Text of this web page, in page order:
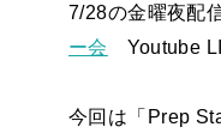
7/28の金曜夜配
ー会
Youtube
今回は「Prep